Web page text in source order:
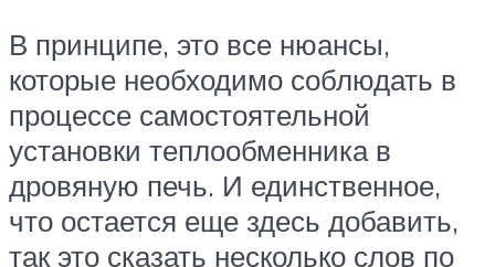
В принципе, это все нюансы,
которые необходимо соблюдать в
процессе самостоятельной
установки теплообменника в
дровяную печь. И единственное,
что остается еще здесь добавить,
так это сказать несколько слов по